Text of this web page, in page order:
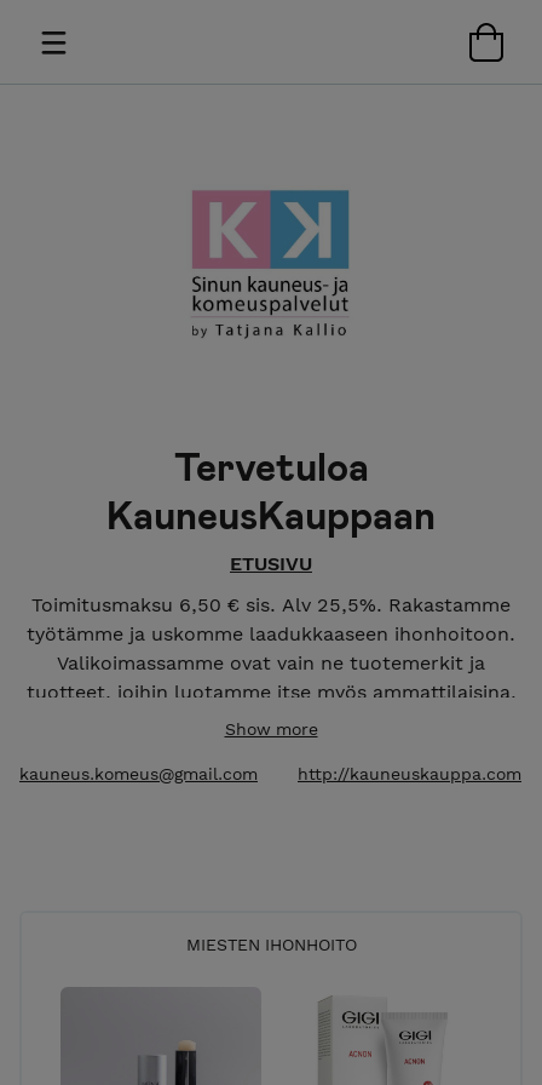
Tervetuloa
KauneusKauppaan
ETUSIVU
Toimitusmaksu 6,50 € sis. Alv 25,5%. Rakastamme
työtämme ja uskomme laadukkaaseen ihonhoitoon.
Valikoimassamme ovat vain ne tuotemerkit ja
tuotteet, joihin luotamme itse myös ammattilaisina.
Tatjana Kallio , SKY-kosmetologi ja ihonhoidon
asiantuntija.
ja asiantuntevaa ihonhoidon ohjausta.
Maksuton verkkopohjainen ihoanalyysi ja
Show more
kauneus.komeus@gmail.com http://kauneuskauppa.com
MIESTEN IHONHOITO